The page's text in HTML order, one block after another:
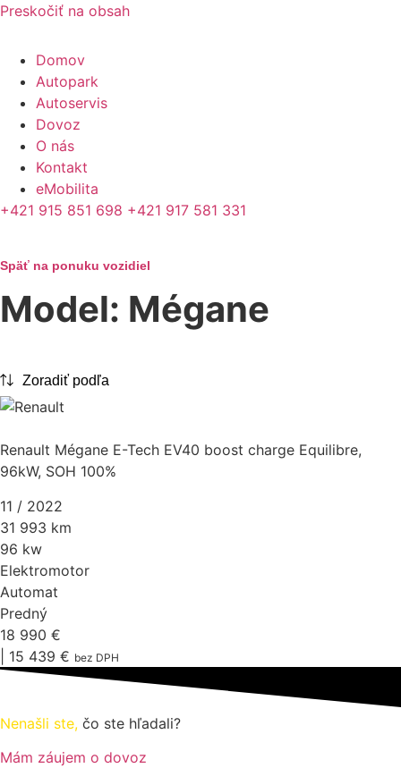
Preskočiť na obsah
Domov
Autopark
Autoservis
Dovoz
O nás
Kontakt
eMobilita
+421 915 851 698 +421 917 581 331
Späť na ponuku vozidiel
Model: Mégane
Renault Mégane E-Tech EV40 boost charge Equilibre,
96kW, SOH 100%
11 / 2022
31 993 km
96 kw
Elektromotor
Automat
Predný
18 990 €
| 15 439 € bez DPH
Nenašli ste, čo ste hľadali?
Mám záujem o dovoz